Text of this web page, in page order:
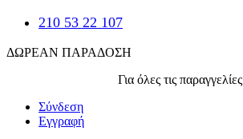
210 53 22 107
ΔΩΡΕΑΝ ΠΑΡΑΔΟΣΗ
Για όλες τις παραγγελίες
Σύνδεση
Εγγραφή